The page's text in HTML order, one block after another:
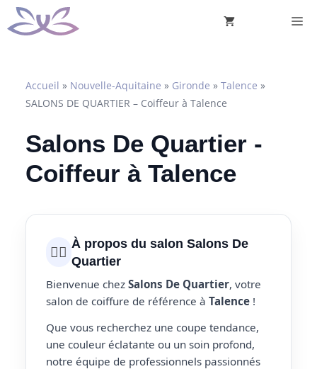
Aller
au
Accueil » Nouvelle-Aquitaine » Gironde » Talence »
SALONS DE QUARTIER – Coiffeur à Talence
Salons De Quartier -
Coiffeur à Talence
💇‍♀️ À propos du salon Salons De
Quartier
Bienvenue chez Salons De Quartier, votre
salon de coiffure de référence à Talence !
Que vous recherchez une coupe tendance,
une couleur éclatante ou un soin profond,
notre équipe de professionnels passionnés